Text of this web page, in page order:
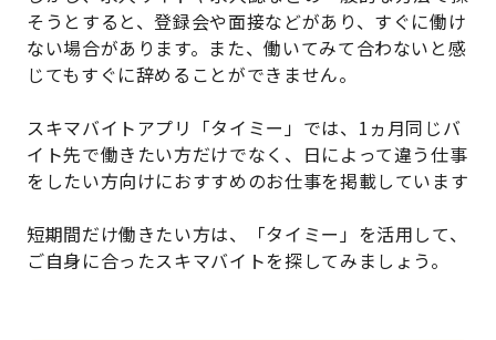
そうとすると、登録会や面接などがあり、すぐに働け
ない場合があります。また、働いてみて合わないと感
じてもすぐに辞めることができません。
スキマバイトアプリ「タイミー」では、1ヵ月同じバ
イト先で働きたい方だけでなく、日によって違う仕事
をしたい方向けにおすすめのお仕事を掲載しています
短期間だけ働きたい方は、「タイミー」を活用して、
ご自身に合ったスキマバイトを探してみましょう。